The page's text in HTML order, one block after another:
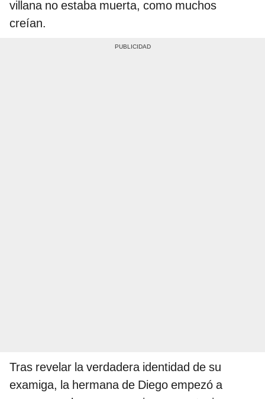
villana no estaba muerta, como muchos
creían.
Tras revelar la verdadera identidad de su
examiga, la hermana de Diego empezó a